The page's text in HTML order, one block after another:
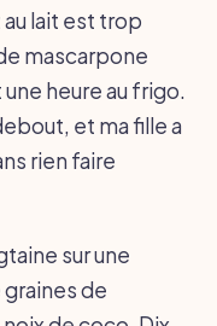
lait est trop
mascarpone
heure au frigo.
et ma fille a
rien faire
sur une
de